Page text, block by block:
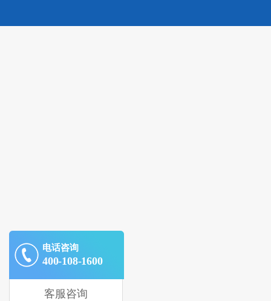
电话咨询
400-108-1600
客服咨询